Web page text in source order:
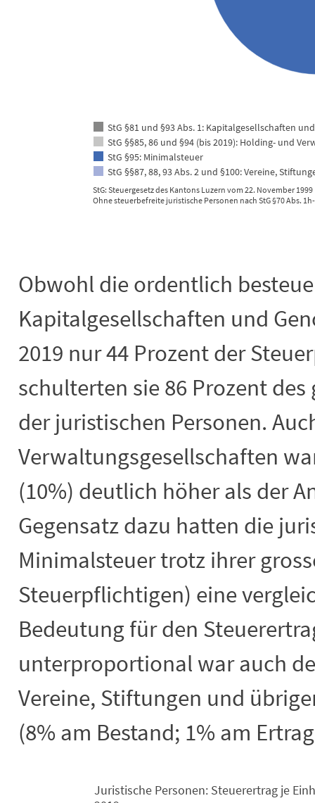
StG: Steuergesetz des Kantons Luzern vom 22. November 1999
Ohne steuerbefreite juristische Personen nach StG §70 Abs.
StG §81 und §93 Abs. 1: Kapitalgesellschaften
StG §§85, 86 und §94 (bis 2019): Holding- und
StG §95: Minimalsteuer
StG §§87, 88, 93 Abs. 2 und §100: Vereine,
Obwohl die ordentlich
Kapitalgesellschaften und
2019 nur 44 Prozent der
schulterten sie 86 Prozent
der juristischen Personen.
Verwaltungsgesellschaften
(10%) deutlich höher als der
Gegensatz dazu hatten die
Minimalsteuer trotz ihrer
Steuerpflichtigen) eine
Bedeutung für den
unterproportional war auch
Vereine, Stiftungen und
(8% am Bestand; 1% am
Juristische Personen: Steuerertrag je